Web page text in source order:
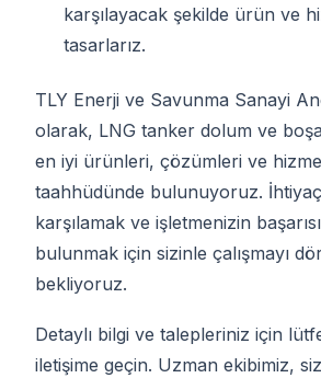
karşılayacak şekilde ürün ve
tasarlarız.
TLY Enerji ve Savunma Sanayi
olarak, LNG tanker dolum ve
en iyi ürünleri, çözümleri ve
taahhüdünde bulunuyoruz.
karşılamak ve işletmenizin
bulunmak için sizinle çalışmayı
bekliyoruz.
Detaylı bilgi ve talepleriniz için
iletişime geçin. Uzman ekibimiz,